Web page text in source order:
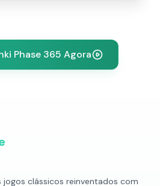
Phase 365 Agora
jogos clássicos reinventados com